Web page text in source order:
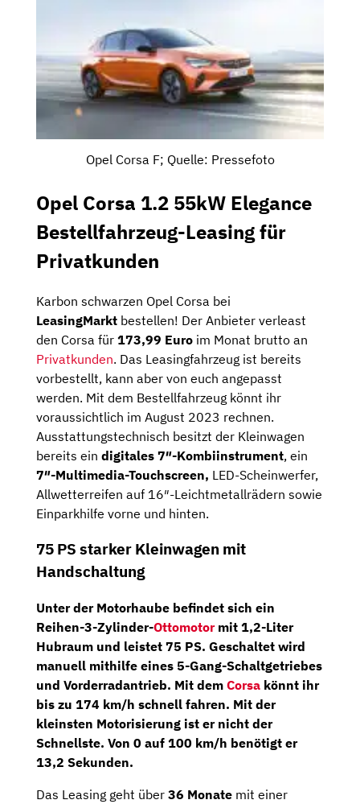
Opel Corsa F; Quelle: Pressefoto
Opel Corsa 1.2 55kW Elegance
Bestellfahrzeug-Leasing für
Privatkunden
Karbon schwarzen Opel Corsa bei
LeasingMarkt bestellen! Der Anbieter verleast
den Corsa für 173,99 Euro im Monat brutto an
Privatkunden. Das Leasingfahrzeug ist bereits
vorbestellt, kann aber von euch angepasst
werden. Mit dem Bestellfahrzeug könnt ihr
voraussichtlich im August 2023 rechnen.
Ausstattungstechnisch besitzt der Kleinwagen
bereits ein digitales 7″-Kombiinstrument, ein
7″-Multimedia-Touchscreen, LED-Scheinwerfer,
Allwetterreifen auf 16″-Leichtmetallrädern sowie
Einparkhilfe vorne und hinten.
75 PS starker Kleinwagen mit
Handschaltung
Unter der Motorhaube befindet sich ein
Reihen-3-Zylinder-Ottomotormit 1,2-Liter
Hubraum und leistet 75 PS. Geschaltet wird
manuell mithilfe eines 5-Gang-Schaltgetriebes
und Vorderradantrieb. Mit dem Corsa könnt ihr
bis zu 174 km/h schnell fahren. Mit der
kleinsten Motorisierung ist er nicht der
Schnellste. Von 0 auf 100 km/h benötigt er
13,2 Sekunden.
Das Leasing geht über 36 Monate mit einer